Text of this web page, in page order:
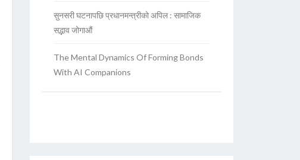
सुनसरी घटनापछि प्रधानमन्त्रीको अपिल : सामाजिक
सद्भाव जोगाऔं
The Mental Dynamics Of Forming Bonds
With AI Companions